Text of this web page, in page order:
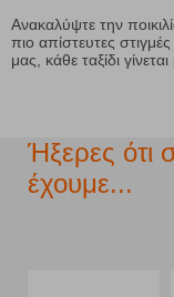
Ανακαλύψτε την
πιο απίστευτες
μας, κάθε ταξίδι
Ήξερες ότι
έχουμε...